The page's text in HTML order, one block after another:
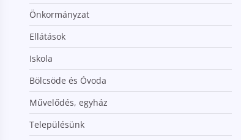
Önkormányzat
Ellátások
Iskola
Bölcsöde és Óvoda
Művelődés, egyház
Településünk